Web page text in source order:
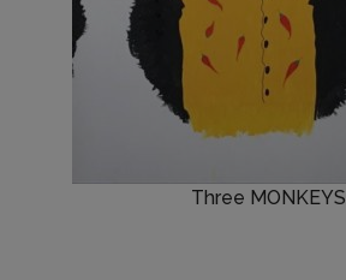
Three MONKEYS